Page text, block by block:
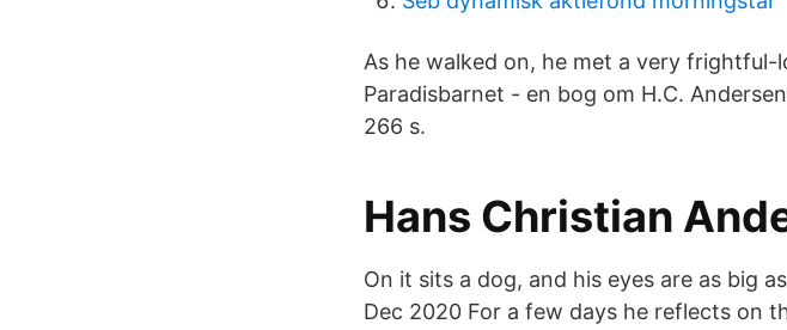
As he walked on, he met a very
Paradisbarnet - en bog om H.C.
266 s.
Hans Christian
On it sits a dog, and his eyes are as big
Dec 2020 For a few days he reflects on